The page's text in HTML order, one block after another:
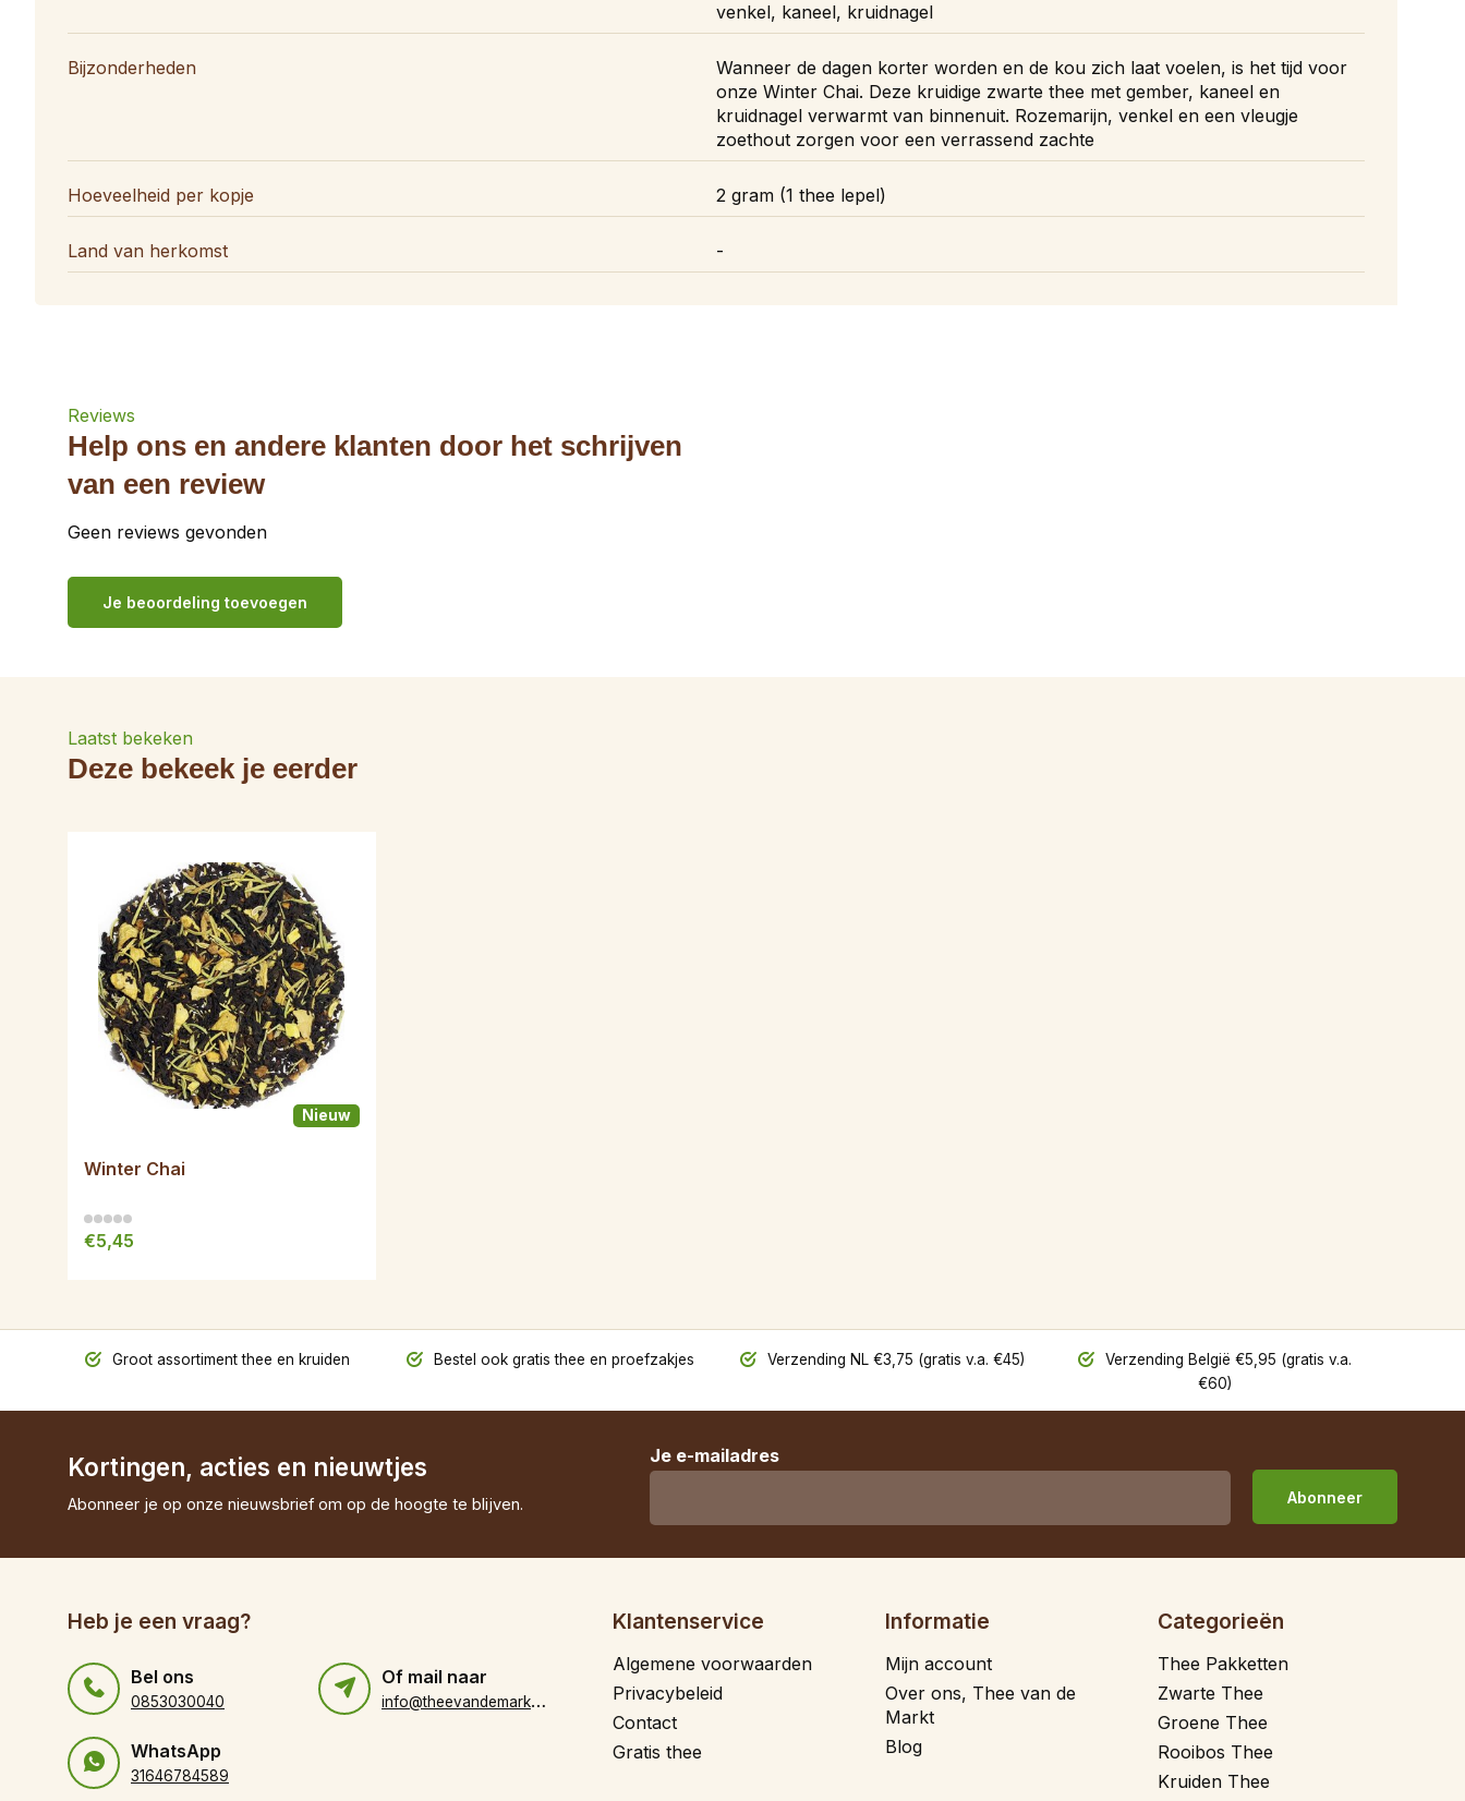
venkel, kaneel, kruidnagel
Bijzonderheden
Wanneer de dagen korter worden en de kou zich laat voelen, is het tijd voor
onze Winter Chai. Deze kruidige zwarte thee met gember, kaneel en
kruidnagel verwarmt van binnenuit. Rozemarijn, venkel en een vleugje
zoethout zorgen voor een verrassend zachte
Hoeveelheid per kopje 2 gram (1 thee lepel)
Land van herkomst -
Reviews
Help ons en andere klanten door het schrijven
van een review
Geen reviews gevonden
Je beoordeling toevoegen
Laatst bekeken
Deze bekeek je eerder
Nieuw
Winter Chai
€5,45
Groot assortiment thee en kruiden Bestel ook gratis thee en proefzakjes Verzending NL €3,75 (gratis v.a. €45)
Verzending België €5,95 (gratis v.a.
€60)
Kortingen, acties en nieuwtjes
Abonneer je op onze nieuwsbrief om op de hoogte te blijven.
Je e-mailadres
Abonneer
Heb je een vraag?
Bel ons
0853030040
Of mail naar
i
nfo@theevandemarkt.nl
WhatsApp
31646784589
Klantenservice
Algemene voorwaarden
Privacybeleid
Contact
Gratis thee
Informatie
Mijn account
Over ons, Thee van de
Markt
Blog
Categorieën
Thee Pakketten
Zwarte Thee
Groene Thee
Rooibos Thee
Kruiden Thee